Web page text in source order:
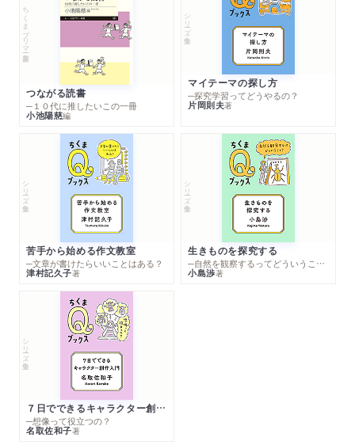
ちくまプリマー新書
つながる読書
─１０代に推したいこの一冊
小池陽慈編
シリーズ・全集
マイテーマの探し方
─探究学習ってどうやるの？
片岡則夫著
シリーズ・全集
苦手から始める作文教室
─文章が書けたらいいことはある？
津村記久子著
シリーズ・全集
生きものを探究する
─自然を観察するってどういうこと？
小島渉著
シリーズ・全集
７日でできるキャラクター創作入門
─想像って役立つの？
名取佐和子著